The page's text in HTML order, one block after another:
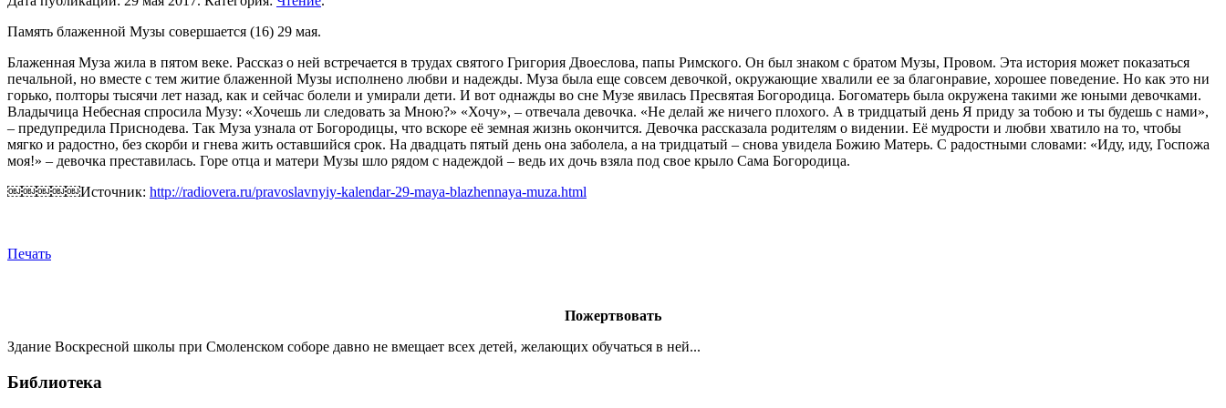
Память блаженной Музы совершается (16) 29 мая.
Блаженная Муза жила в пятом веке. Рассказ о ней встречается в трудах святого Григория Двоеслова, папы Римского. Он был знаком с братом Музы, Провом. Эта история может показаться
печальной, но вместе с тем житие блаженной Музы исполнено любви и надежды. Муза была еще совсем девочкой, окружающие хвалили ее за благонравие, хорошее поведение. Но как это ни
горько, полторы тысячи лет назад, как и сейчас болели и умирали дети. И вот однажды во сне Музе явилась Пресвятая Богородица. Богоматерь была окружена такими же юными девочками.
Владычица Небесная спросила Музу: «Хочешь ли следовать за Мною?» «Хочу», – отвечала девочка. «Не делай же ничего плохого. А в тридцатый день Я приду за тобою и ты будешь с нами»,
– предупредила Приснодева. Так Муза узнала от Богородицы, что вскоре её земная жизнь окончится. Девочка рассказала родителям о видении. Её мудрости и любви хватило на то, чтобы
мягко и радостно, без скорби и гнева жить оставшийся срок. На двадцать пятый день она заболела, а на тридцатый – снова увидела Божию Матерь. С радостными словами: «Иду, иду, Госпожа
моя!» – девочка преставилась. Горе отца и матери Музы шло рядом с надеждой – ведь их дочь взяла под свое крыло Сама Богородица.
￼￼￼￼￼Источник: http://radiovera.ru/pravoslavnyiy-kalendar-29-maya-blazhennaya-muza.html
Печать
Пожертвовать
Здание Воскресной школы при Смоленском соборе давно не вмещает всех детей, желающих обучаться в ней...
Библиотека